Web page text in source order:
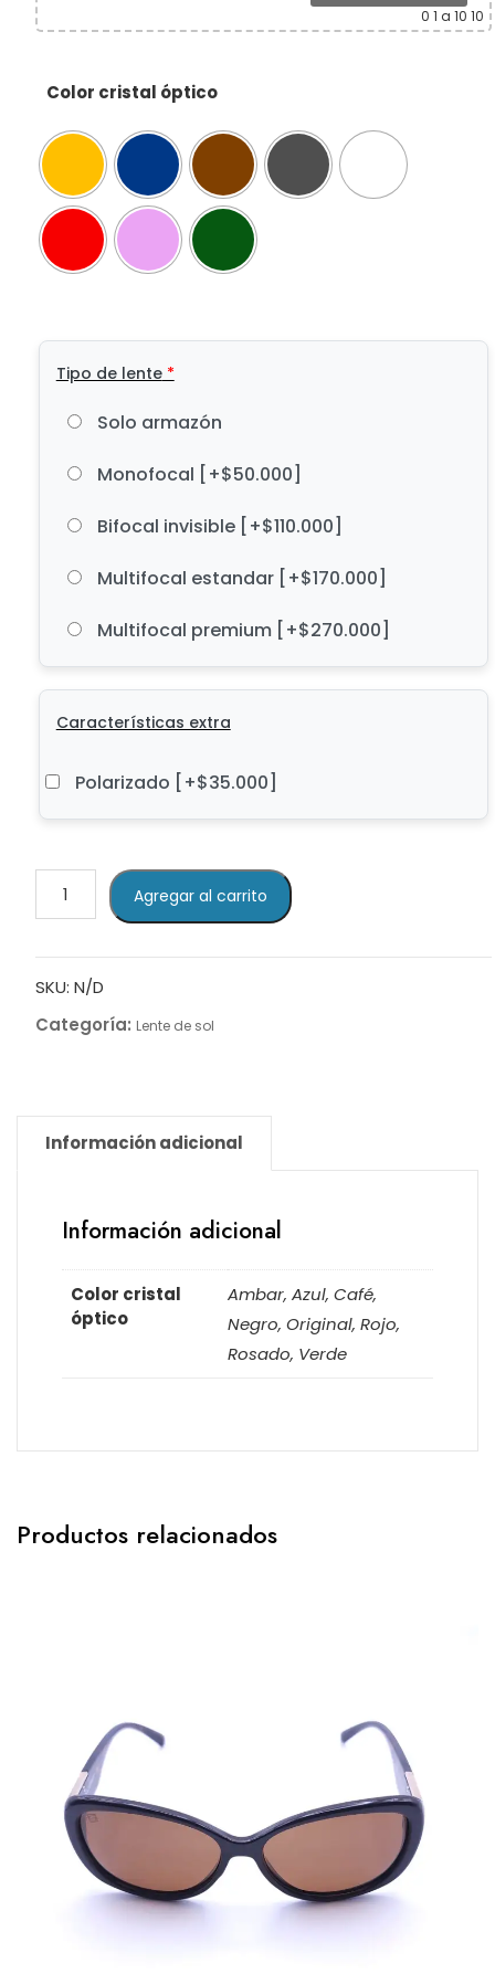
0 1 a 10 10
Color cristal óptico
Tipo de lente*
Solo armazón
Monofocal [+$50.000]
Bifocal invisible [+$110.000]
Multifocal estandar [+$170.000]
Multifocal premium [+$270.000]
Características extra
Polarizado [+$35.000]
PROTOTYPE
NAZARENO
cantidad
Agregar al carrito
SKU: N/D
Categoría: Lente de sol
Información adicional
Información adicional
Color cristal
óptico
Ambar, Azul, Café,
Negro, Original, Rojo,
Rosado, Verde
Productos relacionados